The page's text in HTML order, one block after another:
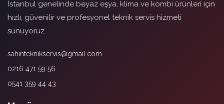
İstanbul genelinde beyaz eşya, klima ve kombi ürünleri için
hızlı, güvenilir ve profesyonel teknik servis hizmeti
sunuyoruz.
sahinteknikservis@gmail.com
0216 471 59 56
0541 359 44 43